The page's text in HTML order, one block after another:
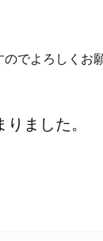
でよろしくお
ました。